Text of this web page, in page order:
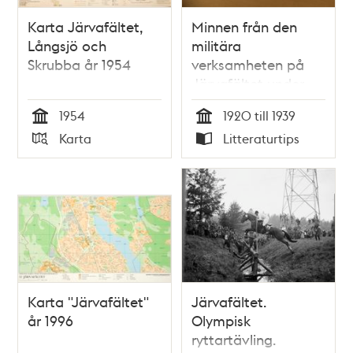
Karta Järvafältet,
Långsjö och
Skrubba år 1954
Tid
1954
Typ
Karta
Minnen från den
militära
verksamheten på
Järvafältet under
1920-30-talen /
Sven Lagerberg
Tid
1920 till 1939
Typ
Litteraturtips
Karta "Järvafältet"
år 1996
Järvafältet.
Olympisk
ryttartävling.